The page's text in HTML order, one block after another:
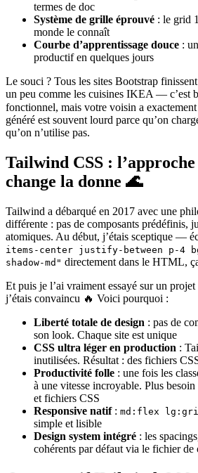
termes de doc
Système de grille éprouvé : le grid
monde le connaît
Courbe d’apprentissage douce :
productif en quelques jours
Le souci ? Tous les sites Bootstrap finissent
un peu comme les cuisines IKEA — c’est
fonctionnel, mais votre voisin a
généré est souvent lourd parce qu’on
qu’on n’utilise pas.
Tailwind CSS :
change la donne 🌊
Tailwind a débarqué en 2017 avec une
différente : pas de composants prédéfinis,
atomiques. Au début, j’étais sceptique —
items-center justify-between p-4
shadow-md" directement dans le HTML,
Et puis je l’ai vraiment essayé sur un
j’étais convaincu 🔥 Voici pourquoi :
Liberté totale de design : pas de
son look. Chaque site est unique
CSS ultra léger en production :
inutilisées. Résultat : des fichiers
Productivité folle : une fois les
à une vitesse incroyable. Plus
et fichiers CSS
Responsive natif: md:flex
simple et lisible
Design system intégré : les
cohérents par défaut via le fichier de